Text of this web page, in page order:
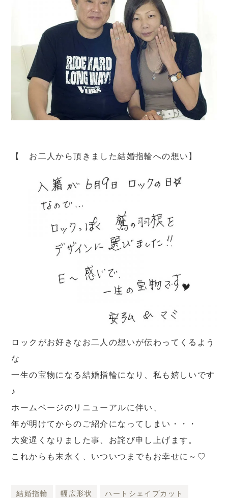
【 お二人から頂きました結婚指輪への想い】
ロックがお好きなお二人の想いが伝わってくるよう
な
一生の宝物になる結婚指輪になり、私も嬉しいです
♪
ホームページのリニューアルに伴い、
年が明けてからのご紹介になってしまい・・・
大変遅くなりました事、お詫び申し上げます。
これからも末永く、いついつまでもお幸せに～♡
結婚指輪 幅広形状 ハートシェイプカット